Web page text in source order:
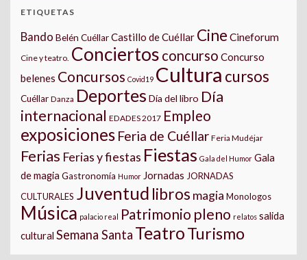
ETIQUETAS
Bando Belén CuéllarCastillo de Cuéllar Cine Cineforum
Cine y teatro. Conciertos concurso Concurso
belenes Concursos Covid19 Cultura cursos
Cuéllar Danza Deportes Día del libro Día
internacional EDADES 2017 Empleo
exposiciones Feria de Cuéllar Feria Mudéjar
Ferias Ferias y fiestas Fiestas Gala del Humor Gala
de magia Gastronomía Humor Jornadas JORNADAS
CULTURALES Juventud libros magia Monologos
Música palacio real Patrimonio pleno relatos salida
cultural Semana Santa TeatroTurismo